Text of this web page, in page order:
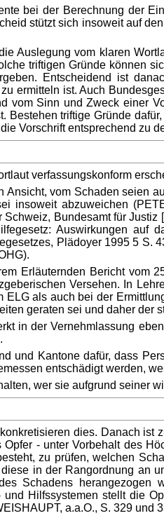
bei der Berechnung der
stützt sich insoweit auf
Auslegung vom klaren
triftigen Gründe können
Entscheidend ist
ermitteln ist. Auch
vom Sinn und Zweck einer
Bestehen triftige Gründe
Vorschrift entsprechend zu
verfassungskonform
Ansicht, vom Schaden seien
insoweit abzuweichen
Bundesamt für
Auswirkungen auf
Plädoyer 1995 5 S.
Erläuternden Bericht vom
Versehen. In
ELG als auch bei der
geraten sei und daher der
in der Vernehmlassung
und Kantone dafür, dass
entschädigt werden,
wer sie aufgrund seiner
dies. Danach
- unter Vorbehalt des
zu prüfen, welchen
in der Rangordnung an
Schadens
Hilfssystemen stellt die
a.a.O., S. 329 und